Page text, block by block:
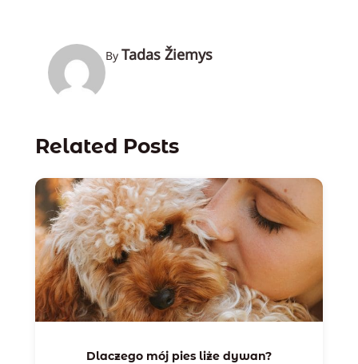
By Tadas Žiemys
Related Posts
Dlaczego mój pies liże dywan?